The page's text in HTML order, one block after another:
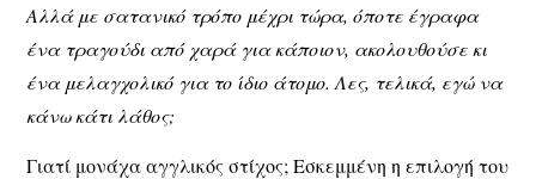
Αλλά με σατανικό τρόπο μέχρι τώρα, όποτε έγραφα
ένα τραγούδι από χαρά για κάποιον, ακολουθούσε κι
ένα μελαγχολικό για το ίδιο άτομο. Λες, τελικά, εγώ να
κάνω κάτι λάθος;
Γιατί μονάχα αγγλικός στίχος; Εσκεμμένη η επιλογή του